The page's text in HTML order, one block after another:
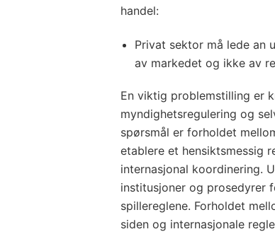
handel:
Privat sektor må lede an
av markedet og ikke av
En viktig problemstilling er
myndighetsregulering og
spørsmål er forholdet
etablere et hensiktsmessig
internasjonal koordinering.
institusjoner og prosedyrer
spillereglene. Forholdet
siden og internasjonale